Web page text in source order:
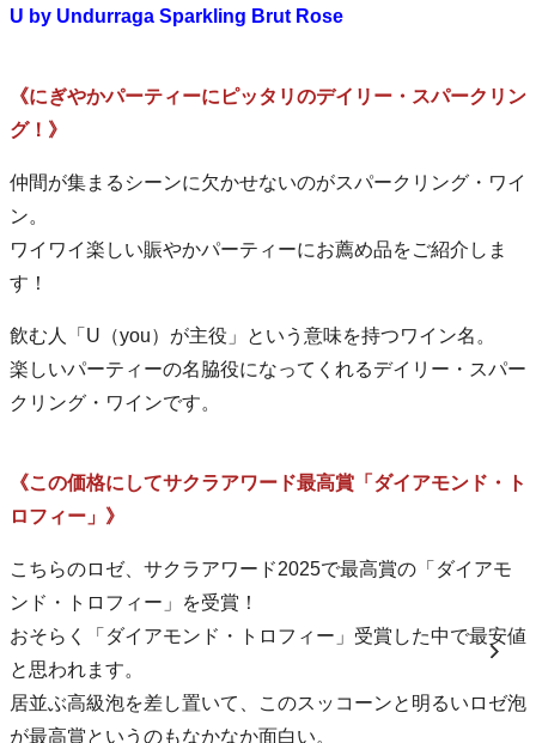
U by Undurraga Sparkling Brut Rose
《にぎやかパーティーにピッタリのデイリー・スパークリン
グ！》
仲間が集まるシーンに欠かせないのがスパークリング・ワイ
ン。
ワイワイ楽しい賑やかパーティーにお薦め品をご紹介しま
す！
飲む人「U（you）が主役」という意味を持つワイン名。
楽しいパーティーの名脇役になってくれるデイリー・スパー
クリング・ワインです。
《この価格にしてサクラアワード最高賞「ダイアモンド・ト
ロフィー」》
こちらのロゼ、サクラアワード2025で最高賞の「ダイアモ
ンド・トロフィー」を受賞！
おそらく「ダイアモンド・トロフィー」受賞した中で最安値
と思われます。
居並ぶ高級泡を差し置いて、このスッコーンと明るいロゼ泡
が最高賞というのもなかなか面白い。